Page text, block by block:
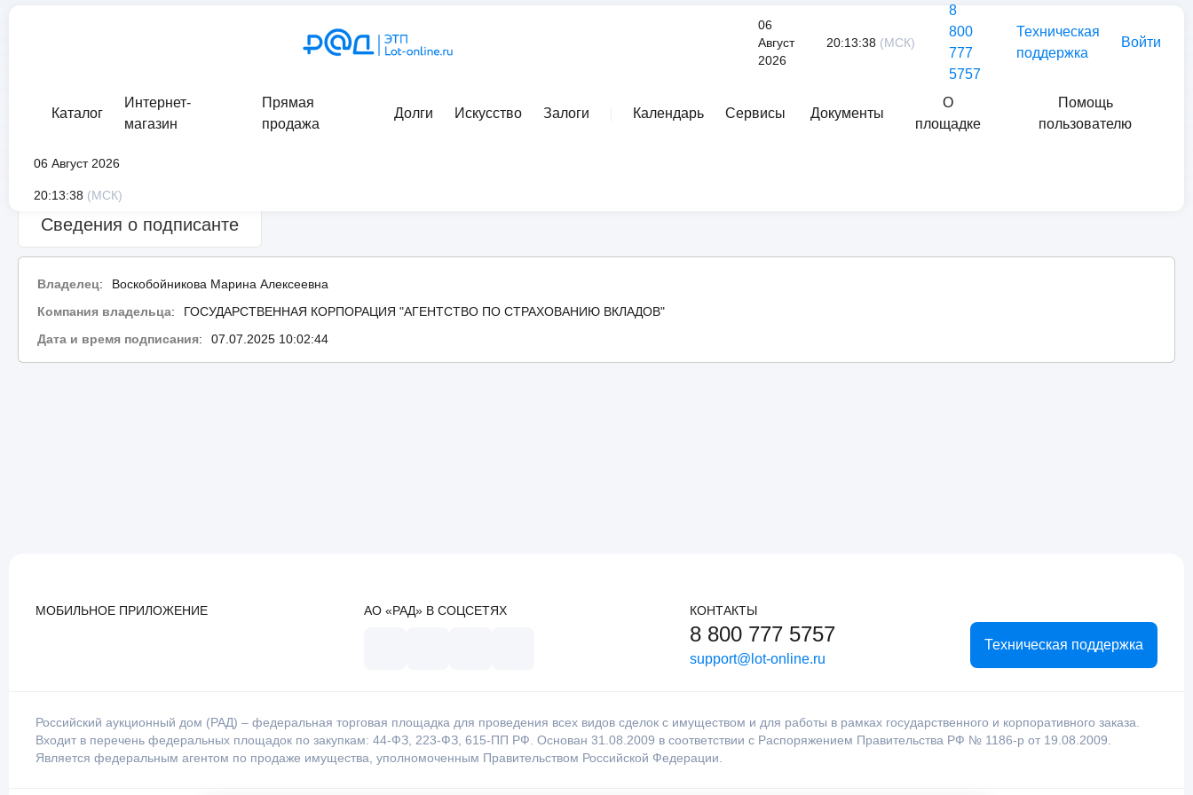
06
Август
2026
20:13:38 (МСК)
8
800
777
5757
Техническая
поддержка
Войти
Каталог
Интернет-
магазин
Прямая
продажа
Долги Искусство Залоги Календарь Сервисы Документы
О
площадке
Помощь
пользователю
06 Август 2026
20:13:38 (МСК)
Сведения о подписанте
Владелец:
Воскобойникова Марина Алексеевна
Компания владельца:
ГОСУДАРСТВЕННАЯ КОРПОРАЦИЯ "АГЕНТСТВО ПО СТРАХОВАНИЮ ВКЛАДОВ"
Дата и время подписания: 07.07.2025 10:02:44
МОБИЛЬНОЕ ПРИЛОЖЕНИЕ АО «РАД» В СОЦСЕТЯХ КОНТАКТЫ
8 800 777 5757
support@lot-online.ru
Техническая поддержка
Российский аукционный дом (РАД) – федеральная торговая площадка для проведения всех видов сделок с имуществом и для работы в рамках государственного и корпоративного заказа.
Входит в перечень федеральных площадок по закупкам: 44-ФЗ, 223-ФЗ, 615-ПП РФ. Основан 31.08.2009 в соответствии с Распоряжением Правительства РФ № 1186-р от 19.08.2009.
Является федеральным агентом по продаже имущества, уполномоченным Правительством Российской Федерации.